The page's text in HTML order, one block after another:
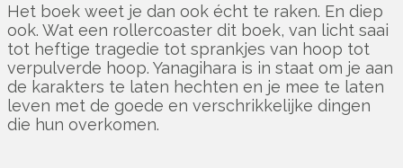
Het boek weet je dan ook écht te raken. En diep
ook. Wat een rollercoaster dit boek, van licht saai
tot heftige tragedie tot sprankjes van hoop tot
verpulverde hoop. Yanagihara is in staat om je aan
de karakters te laten hechten en je mee te laten
leven met de goede en verschrikkelijke dingen
die hun overkomen.